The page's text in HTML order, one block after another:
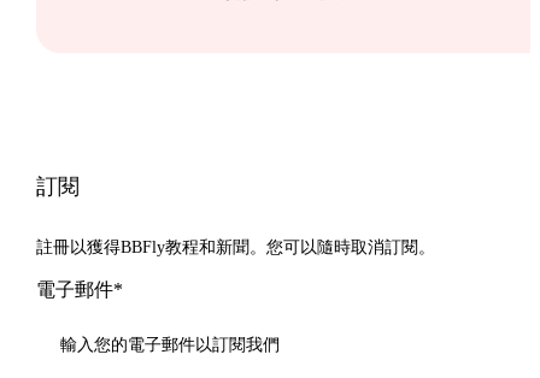
訂閱
註冊以獲得BBFly教程和新聞。您可以隨時取消訂閱。
電子郵件*